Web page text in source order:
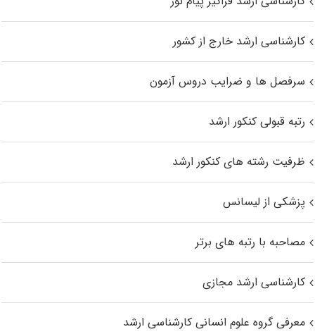
کارشناسی ارشد خارج از کشور
سرفصل ها و ضرایب دروس آزمون
رتبه قبولی کنکور ارشد
ظرفیت رشته های کنکور ارشد
پزشکی از لیسانس
مصاحبه با رتبه های برتر
کارشناسی ارشد مجازی
معرفی گروه علوم انسانی کارشناسی ارشد